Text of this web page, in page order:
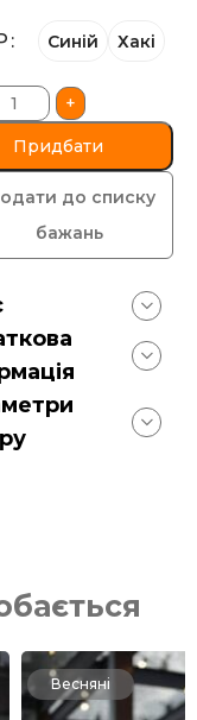
Синiй Хакі
+
Придбати
до списку
бажань
Весняні